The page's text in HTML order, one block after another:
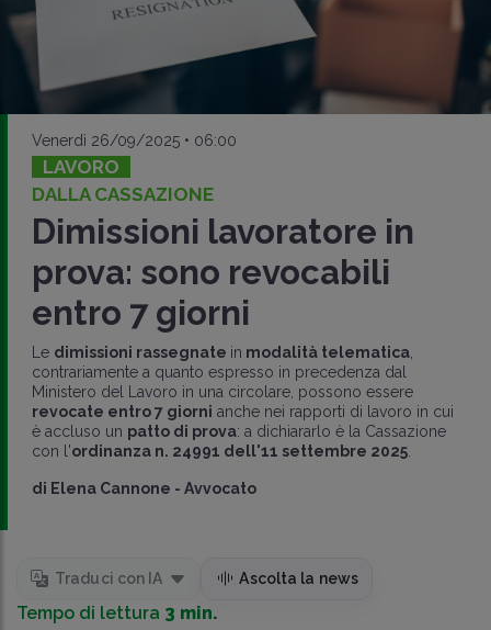
Venerdì 26/09/2025 • 06:00
LAVORO
DALLA CASSAZIONE
Dimissioni lavoratore in
prova: sono revocabili
entro 7 giorni
Le dimissioni rassegnate in modalità telematica,
contrariamente a quanto espresso in precedenza dal
Ministero del Lavoro in una circolare, possono essere
revocate entro 7 giorni anche nei rapporti di lavoro in cui
è accluso un patto di prova: a dichiararlo è la Cassazione
con l'ordinanza n. 24991 dell'11 settembre 2025.
di Elena Cannone - Avvocato
Traduci con IA Ascolta la news
Tempo di lettura 3 min.